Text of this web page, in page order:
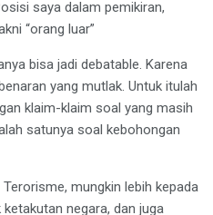
saya dalam pemikiran,
“orang luar”
bisa jadi debatable. Karena
yang mutlak. Untuk itulah
klaim-klaim soal yang masih
satunya soal kebohongan
mungkin lebih kepada
negara, dan juga